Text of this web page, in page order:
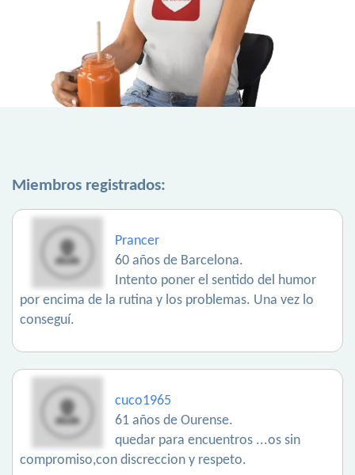
Miembros registrados:
Prancer
60 años de Barcelona.
Intento poner el sentido del humor
por encima de la rutina y los problemas. Una vez lo
conseguí.
cuco1965
61 años de Ourense.
quedar para encuentros ...os sin
compromiso,con discreccion y respeto.